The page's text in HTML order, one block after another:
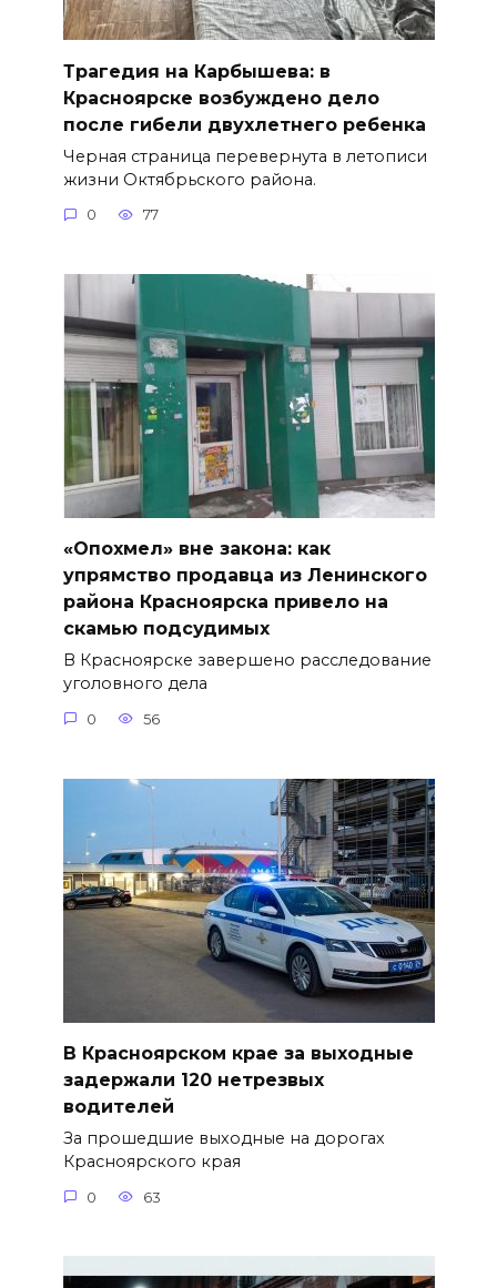
Трагедия на Карбышева: в
Красноярске возбуждено дело
после гибели двухлетнего ребенка
Черная страница перевернута в летописи
жизни Октябрьского района.
0 77
«Опохмел» вне закона: как
упрямство продавца из Ленинского
района Красноярска привело на
скамью подсудимых
В Красноярске завершено расследование
уголовного дела
0 56
В Красноярском крае за выходные
задержали 120 нетрезвых
водителей
За прошедшие выходные на дорогах
Красноярского края
0 63